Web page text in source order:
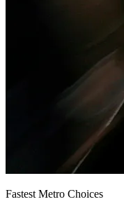
Fastest Metro Choices